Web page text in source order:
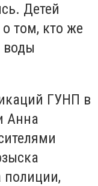
Детей
том, кто же
воды
ГУНП в
Анна
полиции,